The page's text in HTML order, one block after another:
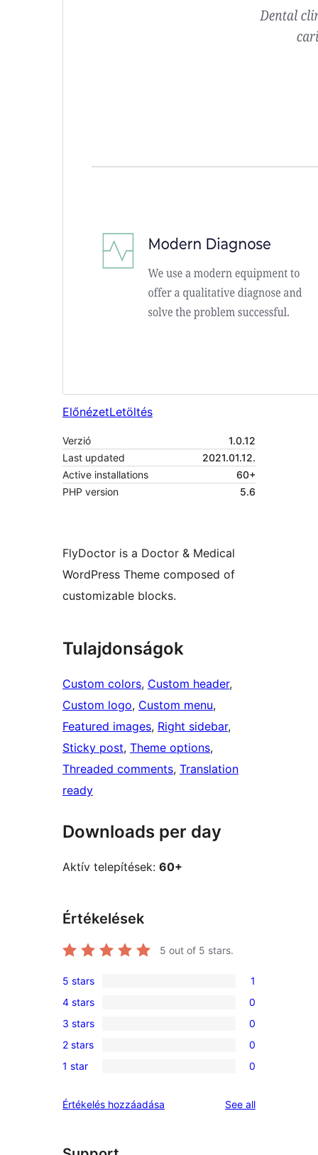
ElőnézetLetöltés
Verzió
1.0.12
Last updated
2021.01.12.
Active installations
60+
PHP version
5.6
FlyDoctor is a Doctor & Medical
WordPress Theme composed of
customizable blocks.
Tulajdonságok
Custom colors, Custom header
Custom logo, Custom menu
Featured images, Right sidebar
Sticky post, Theme options
Threaded comments, Translation
ready
Downloads per day
Aktív telepítések: 60+
Értékelések
5 out of 5 stars.
1
5-
star
review
5 stars 1
0
4-
star
reviews
4 stars 0
0
3-
star
3 stars 0
0
2-
reviews
2 stars 0
0
star
1 star 0
Értékelés hozzáadása See allreviews